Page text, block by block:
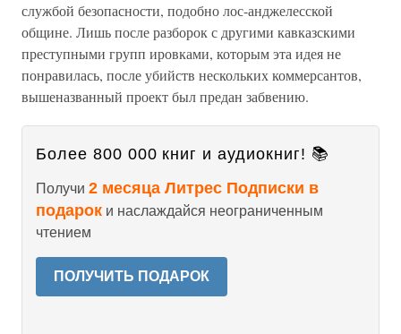
службой безопасности, подобно лос-анджелесской
общине. Лишь после разборок с другими кавказскими
преступными групп ировками, которым эта идея не
понравилась, после убийств нескольких коммерсантов,
вышеназванный проект был предан забвению.
Более 800 000 книг и аудиокниг! 📚
Получи 2 месяца Литрес Подписки в
подарок и наслаждайся неограниченным
чтением
ПОЛУЧИТЬ ПОДАРОК